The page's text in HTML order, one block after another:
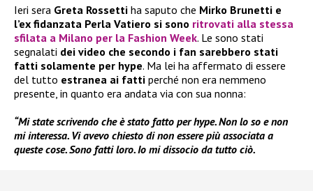
Ieri sera Greta Rossetti ha saputo che Mirko Brunetti e
l’ex fidanzata Perla Vatiero si sono ritrovati alla stessa
sfilata a Milano per la Fashion Week. Le sono stati
segnalati dei video che secondo i fan sarebbero stati
fatti solamente per hype. Ma lei ha affermato di essere
del tutto estranea ai fatti perché non era nemmeno
presente, in quanto era andata via con sua nonna:
“Mi state scrivendo che è stato fatto per hype. Non lo so e non
mi interessa. Vi avevo chiesto di non essere più associata a
queste cose. Sono fatti loro. Io mi dissocio da tutto ciò.